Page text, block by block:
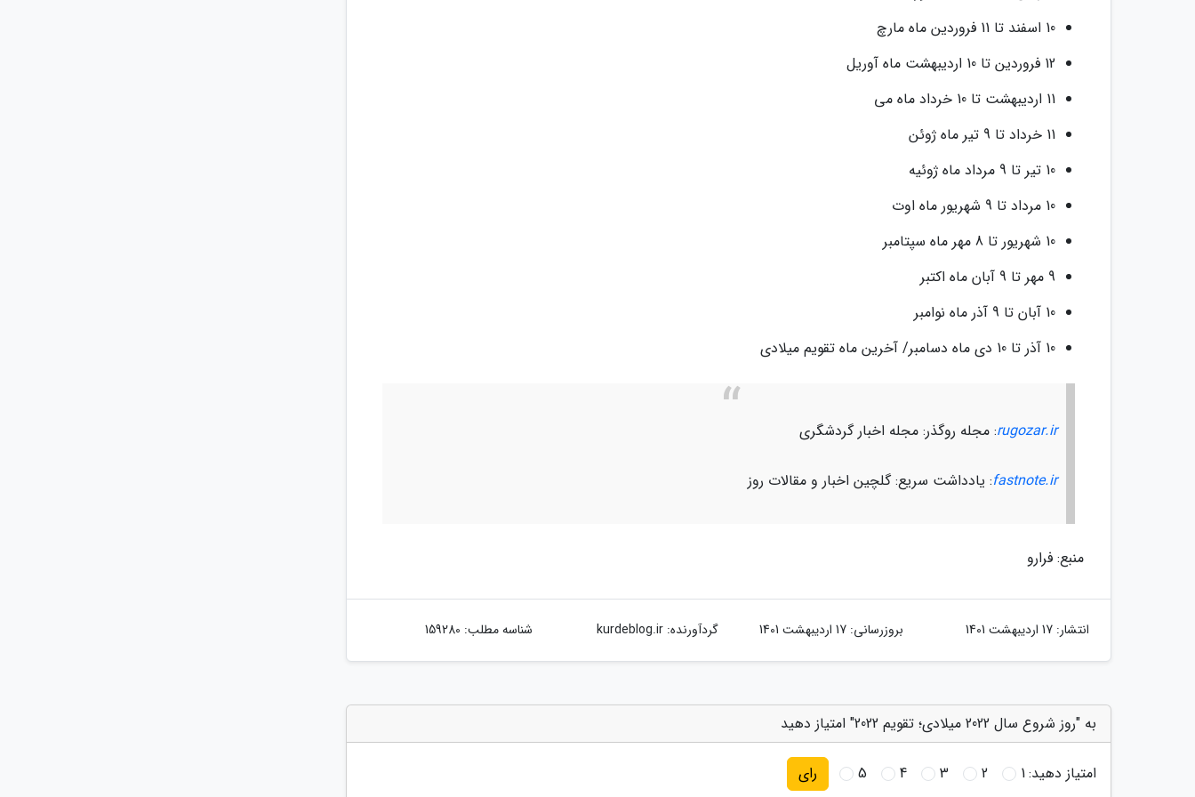
10 اسفند تا 11 فروردین ماه مارچ
12 فروردین تا 10 اردیبهشت ماه آوریل
11 اردیبهشت تا 10 خرداد ماه می
11 خرداد تا 9 تیر ماه ژوئن
10 تیر تا 9 مرداد ماه ژوئیه
10 مرداد تا 9 شهریور ماه اوت
10 شهریور تا 8 مهر ماه سپتامبر
9 مهر تا 9 آبان ماه اکتبر
10 آبان تا 9 آذر ماه نوامبر
10 آذر تا 10 دی ماه دسامبر/ آخرین ماه تقویم میلادی
rugozar.ir: مجله روگذر: مجله اخبار گردشگری
fastnote.ir: یادداشت سریع: گلچین اخبار و مقالات روز
منبع: فرارو
انتشار: 17 اردیبهشت 1401 بروزرسانی: 17 اردیبهشت 1401 گردآورنده:kurdeblog.ir شناسه مطلب: 159280
به "روز شروع سال 2022 میلادی؛ تقویم 2022" امتیاز دهید
امتیاز دهید:1
2
3
4
5 رای